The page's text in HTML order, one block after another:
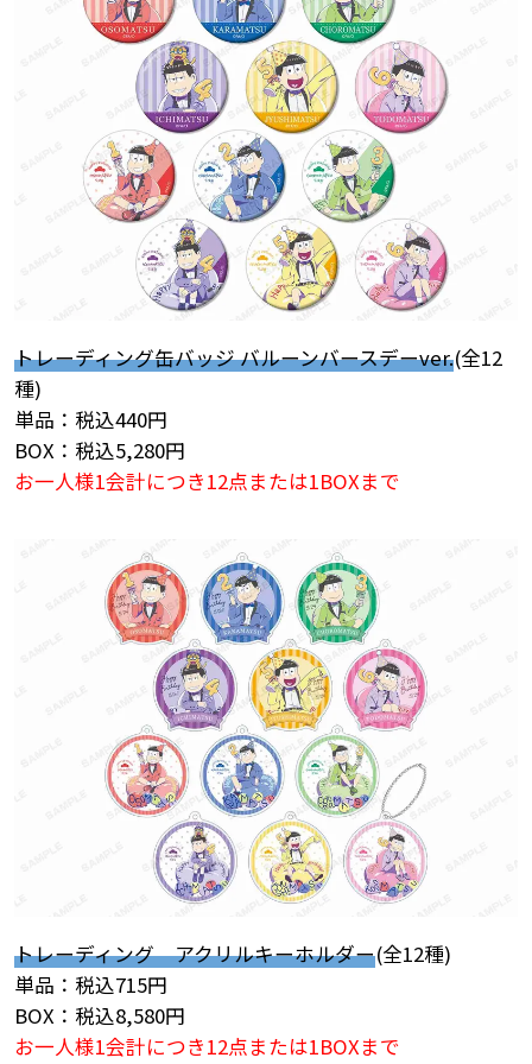
トレーディング缶バッジ バルーンバースデーver.(全12
種)
単品：税込440円
BOX：税込5,280円
お一人様1会計につき12点または1BOXまで
トレーディング アクリルキーホルダー(全12種)
単品：税込715円
BOX：税込8,580円
お一人様1会計につき12点または1BOXまで